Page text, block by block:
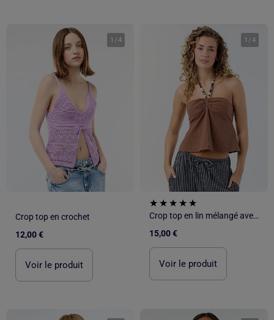
1 /4
Crop top en crochet
12,00 €
Voir le produit
1 /4
Crop top en lin mélangé avec perles
15,00 €
Voir le produit